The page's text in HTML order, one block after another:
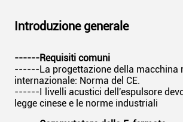
Introduzione generale
------Requisiti comuni
------La progettazione della macchina
internazionale: Norma del CE.
------I livelli acustici dell'espulsore
legge cinese e le norme industriali